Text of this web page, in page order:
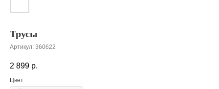
Трусы
Артикул: 360622
2 899 р.
Цвет